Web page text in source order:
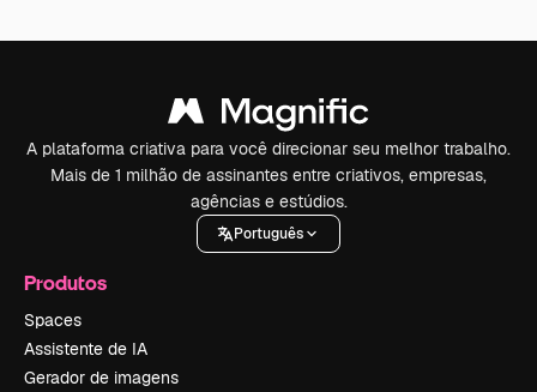
A plataforma criativa para você direcionar seu melhor trabalho.
Mais de 1 milhão de assinantes entre criativos, empresas,
agências e estúdios.
Português
Produtos
Spaces
Assistente de IA
Gerador de imagens